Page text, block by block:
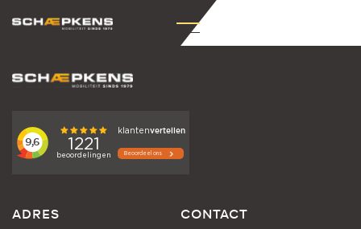
ADRES CONTACT